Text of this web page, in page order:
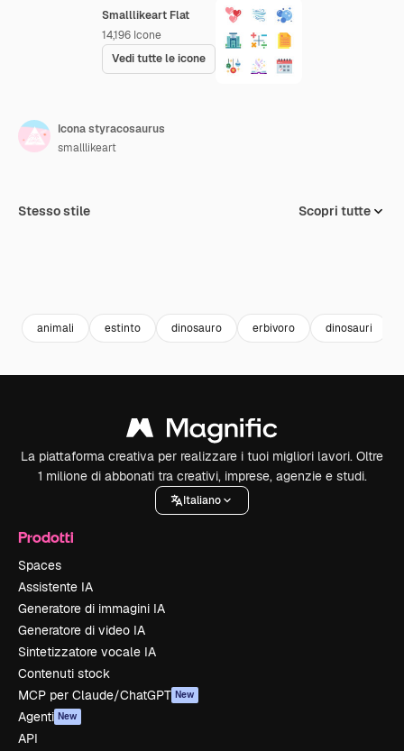
Smalllikeart Flat
14,196 Icone
Vedi tutte le icone
Icona styracosaurus
smalllikeart
Stesso stile Scopri tutte
animali estinto dinosauro erbivoro dinosauri
La piattaforma creativa per realizzare i tuoi migliori lavori. Oltre
1 milione di abbonati tra creativi, imprese, agenzie e studi.
Italiano
Prodotti
Spaces
Assistente IA
Generatore di immagini IA
Generatore di video IA
Sintetizzatore vocale IA
Contenuti stock
MCP per Claude/ChatGPT New
Agenti New
API